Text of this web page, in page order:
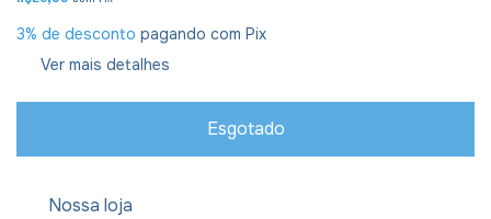
3% de desconto pagando com Pix
Ver mais detalhes
Nossa loja